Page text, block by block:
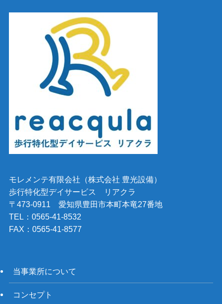
モレメンテ有限会社（株式会社 豊光設備）
歩行特化型デイサービス リアクラ
〒473-0911 愛知県豊田市本町本竜27番地
TEL：0565-41-8532
FAX：0565-41-8577
当事業所について
コンセプト